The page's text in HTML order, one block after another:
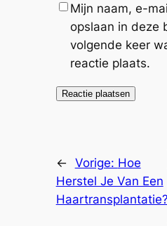
Mijn naam, e-
opslaan in deze
volgende keer
reactie plaats.
← Vorige: Hoe
Herstel Je Van Een
Haartransplantatie?